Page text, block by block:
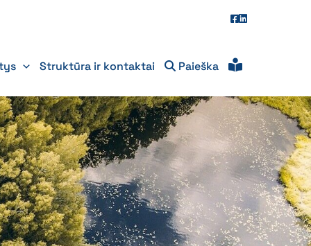
Struktūra ir kontaktai Paieška